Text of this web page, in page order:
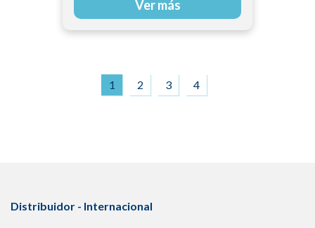
Ver más
1 2 3 4
Distribuidor - Internacional